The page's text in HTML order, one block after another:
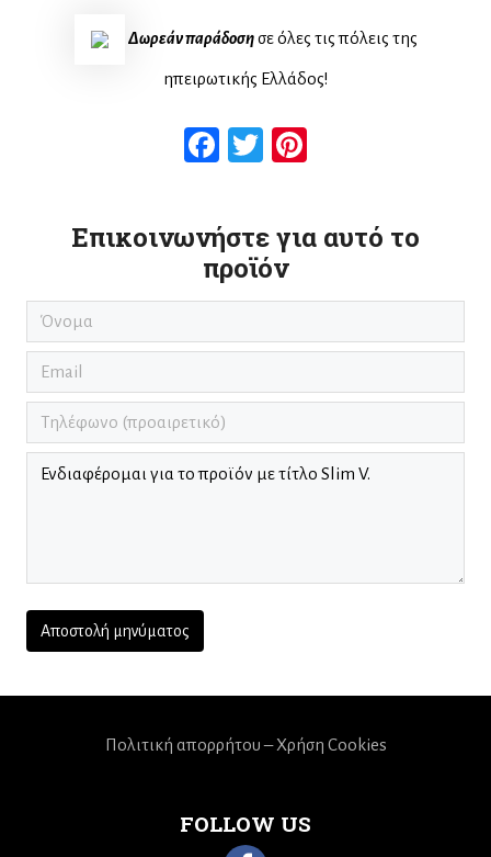
Δωρεάν παράδοση σε όλες τις πόλεις της
ηπειρωτικής Ελλάδος!
Facebook
Twitter
Επικοινωνήστε για αυτό το
προϊόν
FOLLOW US
Πολιτική απορρήτου – Χρήση Cookies